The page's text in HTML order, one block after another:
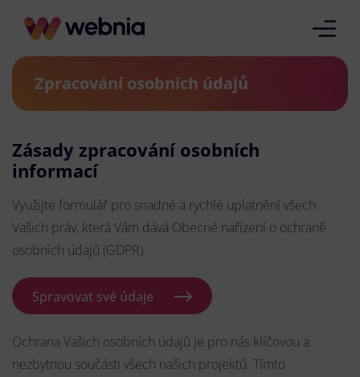
Zpracování osobních údajů
Zásady zpracování osobních
informací
Využijte formulář pro snadné a rychlé uplatnění všech
Vašich práv, která Vám dává Obecné nařízení o ochraně
osobních údajů (GDPR).
Spravovat své údaje
Ochrana Vašich osobních údajů je pro nás klíčovou a
nezbytnou součástí všech našich projektů. Tímto